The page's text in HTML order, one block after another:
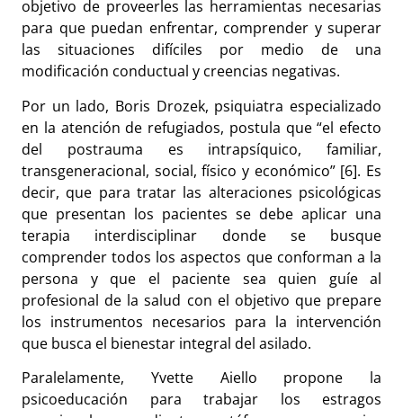
objetivo de proveerles las herramientas necesarias
para que puedan enfrentar, comprender y superar
las situaciones difíciles por medio de una
modificación conductual y creencias negativas.
Por un lado, Boris Drozek, psiquiatra especializado
en la atención de refugiados, postula que “el efecto
del postrauma es intrapsíquico, familiar,
transgeneracional, social, físico y económico” [6]. Es
decir, que para tratar las alteraciones psicológicas
que presentan los pacientes se debe aplicar una
terapia interdisciplinar donde se busque
comprender todos los aspectos que conforman a la
persona y que el paciente sea quien guíe al
profesional de la salud con el objetivo que prepare
los instrumentos necesarios para la intervención
que busca el bienestar integral del asilado.
Paralelamente, Yvette Aiello propone la
psicoeducación para trabajar los estragos